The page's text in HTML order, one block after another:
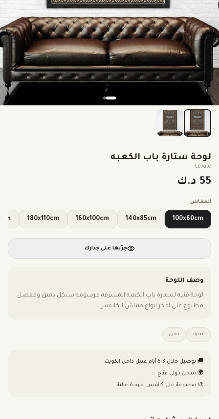
لوحة ستارة باب الكعبه
Lo7ate
55 د.ك
المقاس
100x60cm
140x85cm
160x100cm
180x110cm
جرّبها على جدارك
وصف اللوحة
لوحة فنيه لستارة باب الكعبه المشرفه مرسومه بشكل دقيق ومفصل
مطبوع على افخر انواع قماش الكانفس
اسود ذهبي
🚚 توصيل خلال 3-5 أيام عمل داخل الكويت
🌍 شحن دولي متاح
🎨 مطبوعة على كانفس بجودة عالية